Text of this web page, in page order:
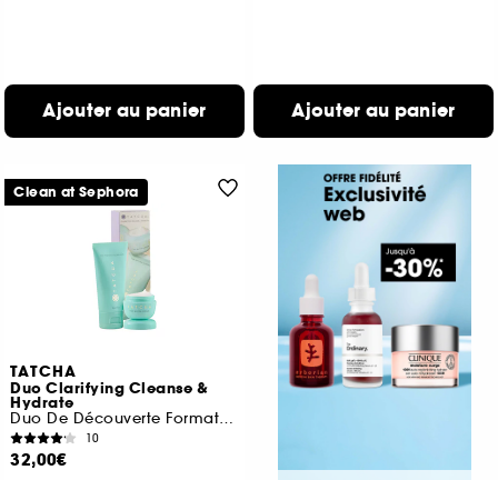
Ajouter au panier Ajouter au panier
TATCHA
Duo Clarifying Cleanse &
Hydrate
Duo De Découverte Format Voyage
10
32,00€
Clean at Sephora